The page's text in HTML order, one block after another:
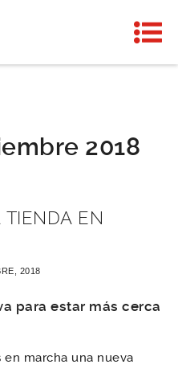
2018
TIENDA EN
2018
para estar más cerca
en marcha una nueva